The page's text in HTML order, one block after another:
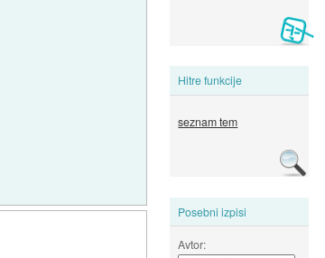
Hitre funkcije
seznam tem
Posebni izpisi
Avtor: